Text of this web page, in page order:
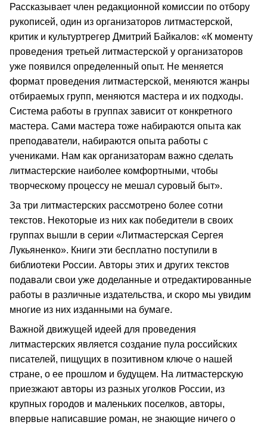
Рассказывает член редакционной комиссии по отбору
рукописей, один из организаторов литмастерской,
критик и культуртрегер Дмитрий Байкалов: «К моменту
проведения третьей литмастерской у организаторов
уже появился определенный опыт. Не меняется
формат проведения литмастерской, меняются жанры
отбираемых групп, меняются мастера и их подходы.
Система работы в группах зависит от конкретного
мастера. Сами мастера тоже набираются опыта как
преподаватели, набираются опыта работы с
учениками. Нам как организаторам важно сделать
литмастерские наиболее комфортными, чтобы
творческому процессу не мешал суровый быт».
За три литмастерских рассмотрено более сотни
текстов. Некоторые из них как победители в своих
группах вышли в серии «Литмастерская Сергея
Лукьяненко». Книги эти бесплатно поступили в
библиотеки России. Авторы этих и других текстов
подавали свои уже доделанные и отредактированные
работы в различные издательства, и скоро мы увидим
многие из них изданными на бумаге.
Важной движущей идеей для проведения
литмастерских является создание пула российских
писателей, пищущих в позитивном ключе о нашей
стране, о ее прошлом и будущем. На литмастерскую
приезжают авторы из разных уголков России, из
крупных городов и маленьких поселков, авторы,
впервые написавшие роман, не знающие ничего о